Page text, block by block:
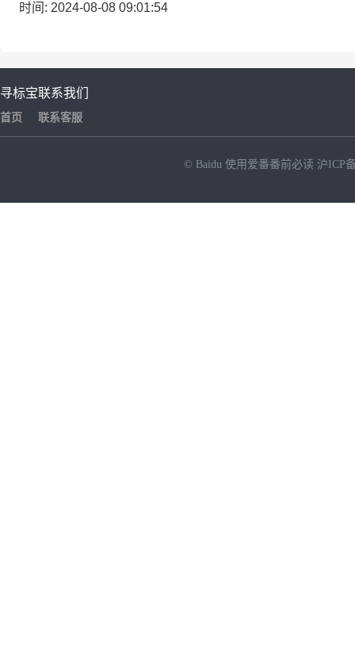
时间: 2024-08-08 09:01:54
寻标宝
首页
联系我们
联系客服
© Baidu 使用爱番番前必读 沪ICP